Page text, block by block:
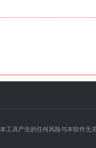
具产生的任何风险与本软件无